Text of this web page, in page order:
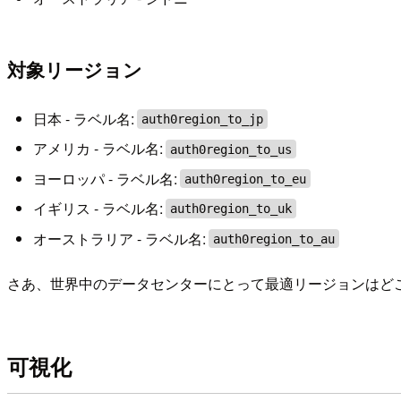
対象リージョン
日本 - ラベル名: auth0region_to_jp
アメリカ - ラベル名: auth0region_to_us
ヨーロッパ - ラベル名: auth0region_to_eu
イギリス - ラベル名: auth0region_to_uk
オーストラリア - ラベル名: auth0region_to_au
さあ、世界中のデータセンターにとって最適リージョンはど
可視化